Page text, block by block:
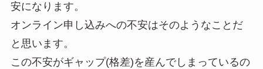
安になります。
オンライン申し込みへの不安はそのようなことだ
と思います。
この不安がギャップ(格差)を産んでしまっているの